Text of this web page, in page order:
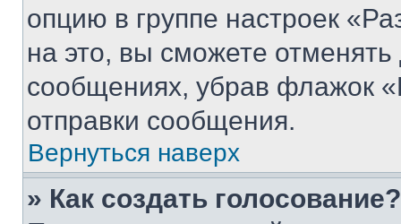
опцию в группе настроек
на это, вы сможете
сообщениях, убрав флажок
отправки сообщения.
Вернуться наверх
» Как создать голосование?